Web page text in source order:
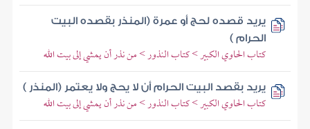
يريد قصده لحج أو عمرة (المنذر بقصده البيت
الحرام )
كتاب الحاوي الكبير > كتاب النذور > من نذر أن يمشي إلى بيت الله
يريد بقصد البيت الحرام أن لا يحج ولا يعتمر (المنذر )
كتاب الحاوي الكبير > كتاب النذور > من نذر أن يمشي إلى بيت الله